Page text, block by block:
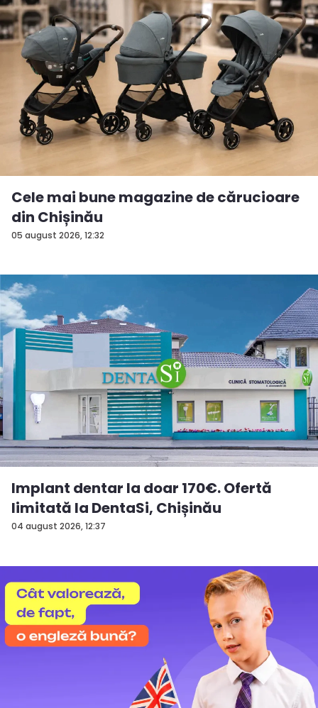
05 august 2026, 12:32
Cele mai bune magazine de cărucioare
din Chișinău
04 august 2026, 12:37
Implant dentar la doar 170€. Ofertă
limitată la DentaSi, Chișinău